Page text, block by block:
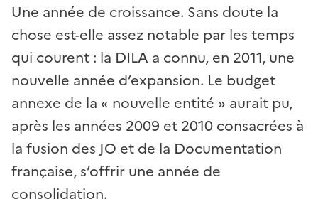
Une année de croissance. Sans doute la
chose est-elle assez notable par les temps
qui courent : la DILA a connu, en 2011, une
nouvelle année d’expansion. Le budget
annexe de la « nouvelle entité » aurait pu,
après les années 2009 et 2010 consacrées à
la fusion des JO et de la Documentation
française, s’offrir une année de
consolidation.